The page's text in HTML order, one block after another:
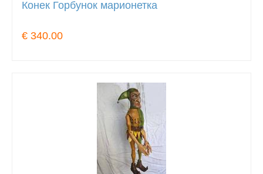
Конек Горбунок марионетка
€ 340.00